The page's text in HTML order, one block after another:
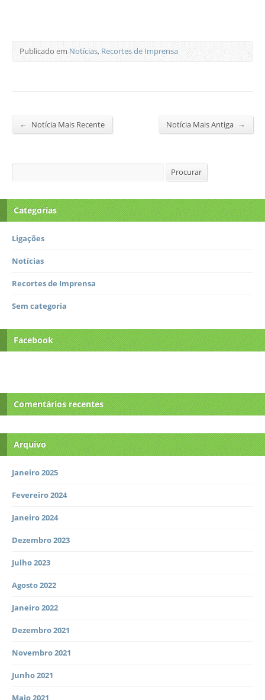
Publicado emNotícias, Recortes de Imprensa
← Notícia Mais Recente Notícia Mais Antiga →
Procurar
Categorias
Ligações
Notícias
Recortes de Imprensa
Sem categoria
Facebook
Comentários recentes
Arquivo
Janeiro 2025
Fevereiro 2024
Janeiro 2024
Dezembro 2023
Julho 2023
Agosto 2022
Janeiro 2022
Dezembro 2021
Novembro 2021
Junho 2021
Maio 2021